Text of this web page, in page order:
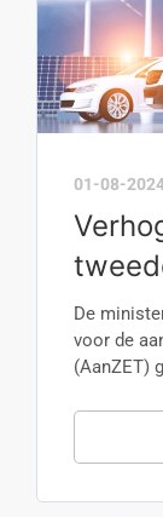
01-08-
De
voor de
(AanZET)